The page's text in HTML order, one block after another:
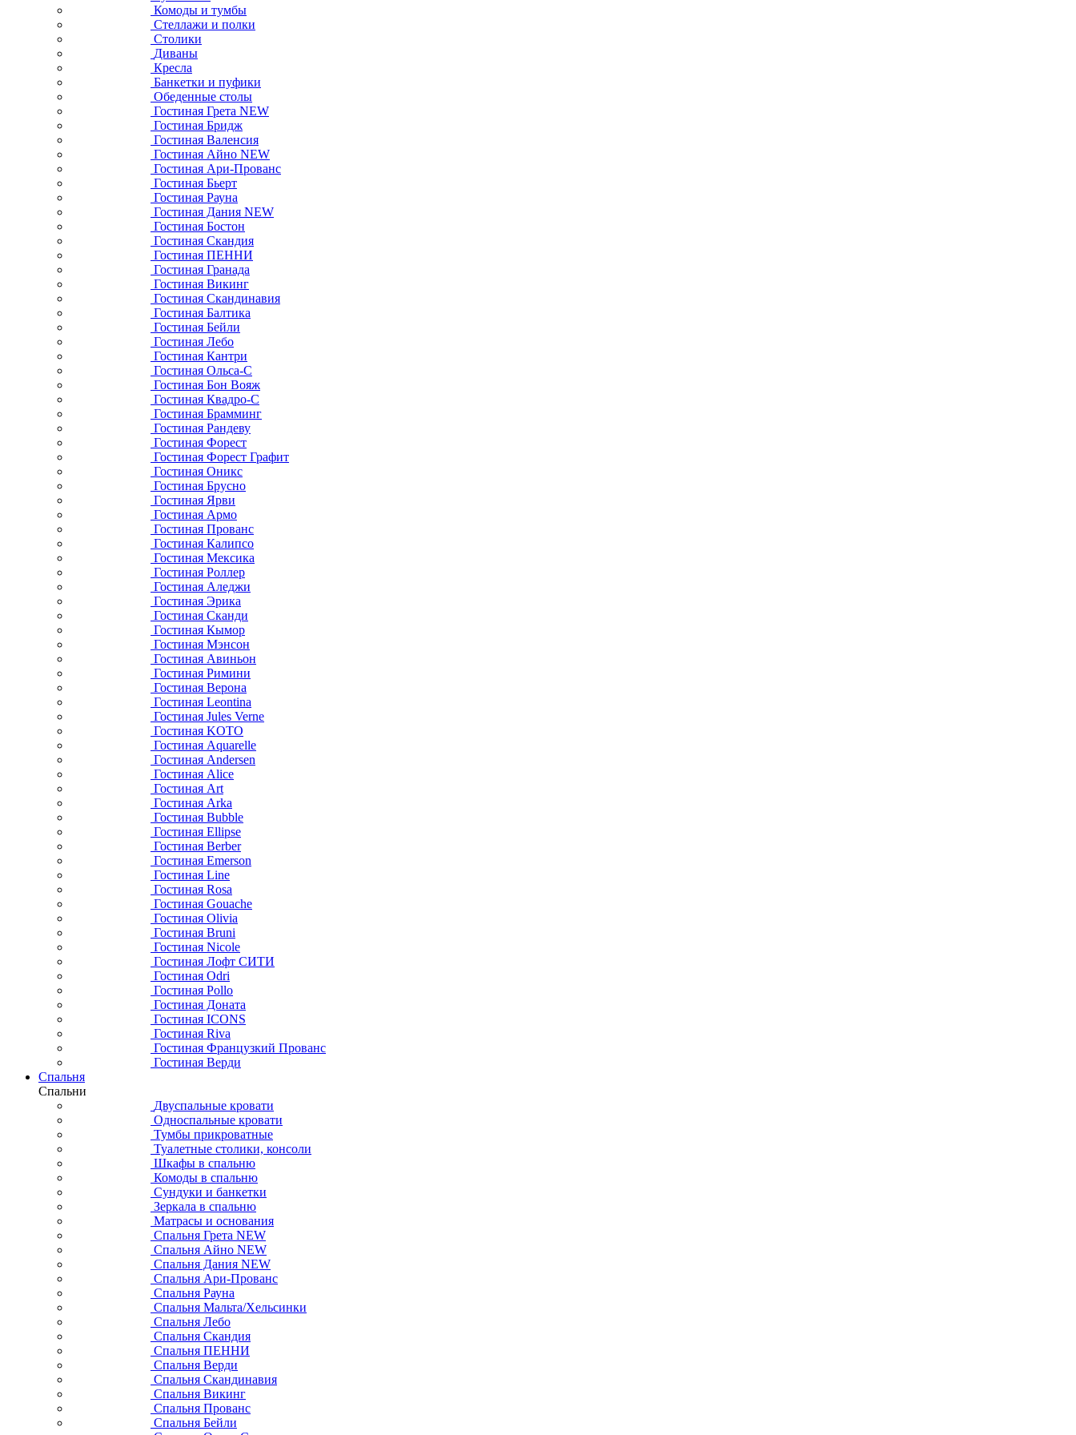
Комоды и тумбы
Стеллажи и полки
Столики
Диваны
Кресла
Банкетки и пуфики
Обеденные столы
Гостиная Грета NEW
Гостиная Бридж
Гостиная Валенсия
Гостиная Айно NEW
Гостиная Ари-Прованс
Гостиная Бьерт
Гостиная Рауна
Гостиная Дания NEW
Гостиная Бостон
Гостиная Скандия
Гостиная ПЕННИ
Гостиная Гранада
Гостиная Викинг
Гостиная Скандинавия
Гостиная Балтика
Гостиная Бейли
Гостиная Лебо
Гостиная Кантри
Гостиная Ольса-С
Гостиная Бон Вояж
Гостиная Квадро-С
Гостиная Брамминг
Гостиная Рандеву
Гостиная Форест
Гостиная Форест Графит
Гостиная Оникс
Гостиная Брусно
Гостиная Ярви
Гостиная Армо
Гостиная Прованс
Гостиная Калипсо
Гостиная Мексика
Гостиная Роллер
Гостиная Аледжи
Гостиная Эрика
Гостиная Сканди
Гостиная Кымор
Гостиная Мэнсон
Гостиная Авиньон
Гостиная Римини
Гостиная Верона
Гостиная Leontina
Гостиная Jules Verne
Гостиная KOTO
Гостиная Aquarelle
Гостиная Andersen
Гостиная Alice
Гостиная Art
Гостиная Arka
Гостиная Bubble
Гостиная Ellipse
Гостиная Berber
Гостиная Emerson
Гостиная Line
Гостиная Rosa
Гостиная Gouache
Гостиная Olivia
Гостиная Bruni
Гостиная Nicole
Гостиная Лофт СИТИ
Гостиная Odri
Гостиная Pollo
Гостиная Доната
Гостиная ICONS
Гостиная Riva
Гостиная Французкий Прованс
Гостиная Верди
Спальня
Спальни
Двуспальные кровати
Односпальные кровати
Тумбы прикроватные
Туалетные столики, консоли
Шкафы в спальню
Комоды в спальню
Сундуки и банкетки
Зеркала в спальню
Матрасы и основания
Спальня Грета NEW
Спальня Айно NEW
Спальня Дания NEW
Спальня Ари-Прованс
Спальня Рауна
Спальня Мальта/Хельсинки
Спальня Лебо
Спальня Скандия
Спальня ПЕННИ
Спальня Верди
Спальня Скандинавия
Спальня Викинг
Спальня Прованс
Спальня Бейли